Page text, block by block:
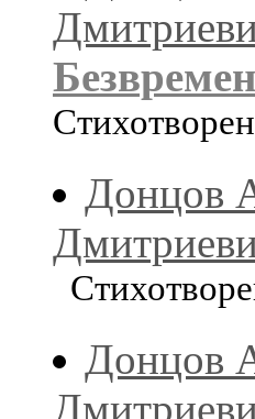
Донцов
Донцов